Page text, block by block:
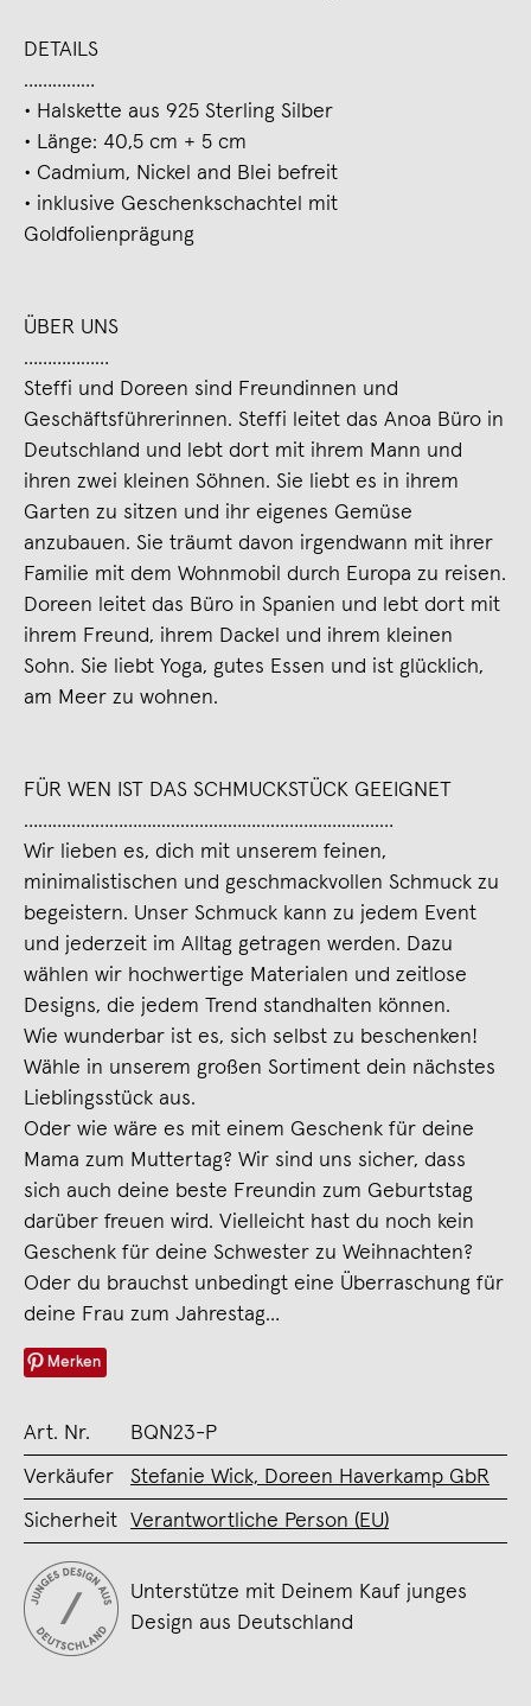
DETAILS
……………
∙ Halskette aus 925 Sterling Silber
∙ Länge: 40,5 cm + 5 cm
∙ Cadmium, Nickel and Blei befreit
∙ inklusive Geschenkschachtel mit
Goldfolienprägung
ÜBER UNS
………………
Steffi und Doreen sind Freundinnen und
Geschäftsführerinnen. Steffi leitet das Anoa Büro in
Deutschland und lebt dort mit ihrem Mann und
ihren zwei kleinen Söhnen. Sie liebt es in ihrem
Garten zu sitzen und ihr eigenes Gemüse
anzubauen. Sie träumt davon irgendwann mit ihrer
Familie mit dem Wohnmobil durch Europa zu reisen.
Doreen leitet das Büro in Spanien und lebt dort mit
ihrem Freund, ihrem Dackel und ihrem kleinen
Sohn. Sie liebt Yoga, gutes Essen und ist glücklich,
am Meer zu wohnen.
FÜR WEN IST DAS SCHMUCKSTÜCK GEEIGNET
………………………................……………………….....…
Wir lieben es, dich mit unserem feinen,
minimalistischen und geschmackvollen Schmuck zu
begeistern. Unser Schmuck kann zu jedem Event
und jederzeit im Alltag getragen werden. Dazu
wählen wir hochwertige Materialen und zeitlose
Designs, die jedem Trend standhalten können.
Wie wunderbar ist es, sich selbst zu beschenken!
Wähle in unserem großen Sortiment dein nächstes
Lieblingsstück aus.
Oder wie wäre es mit einem Geschenk für deine
Mama zum Muttertag? Wir sind uns sicher, dass
sich auch deine beste Freundin zum Geburtstag
darüber freuen wird. Vielleicht hast du noch kein
Geschenk für deine Schwester zu Weihnachten?
Oder du brauchst unbedingt eine Überraschung für
deine Frau zum Jahrestag…
Merken
Art. Nr. BQN23-P
Verkäufer Stefanie Wick, Doreen Haverkamp GbR
Sicherheit Verantwortliche Person (EU)
Unterstütze mit Deinem Kauf junges
Design aus Deutschland